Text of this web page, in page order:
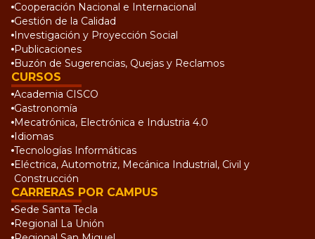
Cooperación Nacional e Internacional
Gestión de la Calidad
Investigación y Proyección Social
Publicaciones
Buzón de Sugerencias, Quejas y Reclamos
CURSOS
Academia CISCO
Gastronomía
Mecatrónica, Electrónica e Industria 4.0
Idiomas
Tecnologías Informáticas
Eléctrica, Automotriz, Mecánica Industrial, Civil y
Construcción
CARRERAS POR CAMPUS
Sede Santa Tecla
Regional La Unión